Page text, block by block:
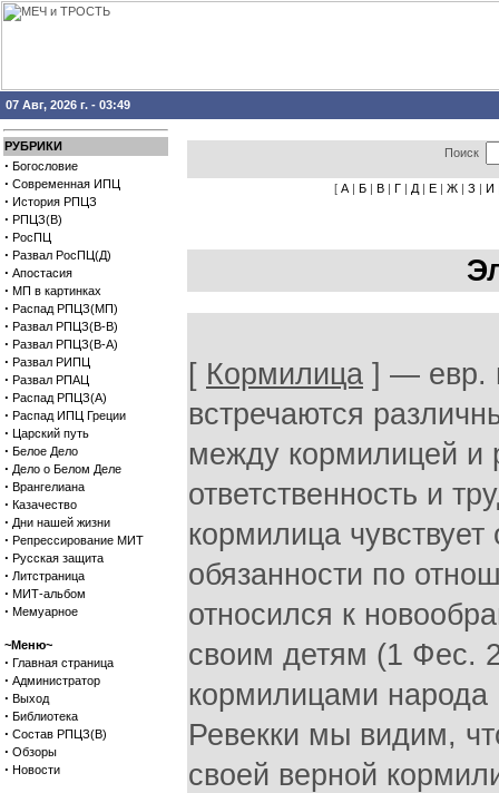
07 Авг, 2026 г. - 03:49
РУБРИКИ
· Богословие
· Современная ИПЦ
· История РПЦЗ
· РПЦЗ(В)
· РосПЦ
· Развал РосПЦ(Д)
· Апостасия
· МП в картинках
· Распад РПЦЗ(МП)
· Развал РПЦЗ(В-В)
· Развал РПЦЗ(В-А)
· Развал РИПЦ
· Развал РПАЦ
· Распад РПЦЗ(А)
· Распад ИПЦ Греции
· Царский путь
· Белое Дело
· Дело о Белом Деле
· Врангелиана
· Казачество
· Дни нашей жизни
· Репрессирование МИТ
· Русская защита
· Литстраница
· МИТ-альбом
· Мемуарное
~Меню~
· Главная страница
· Администратор
· Выход
· Библиотека
· Состав РПЦЗ(В)
· Обзоры
· Новости
Поиск
[ А | Б | В | Г | Д | Е | Ж | З | И
[ Кормилица ] — евр.
встречаются
между кормилицей и
ответственность и
кормилица чувствует
обязанности по
относился к
своим детям (1 Фес.
кормилицами
Ревекки мы видим,
своей верной